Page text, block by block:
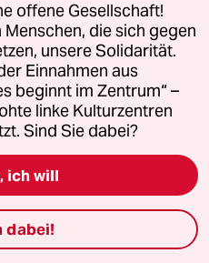
offene Gesellschaft!
die sich gegen
unsere Solidarität.
Einnahmen aus
beginnt im Zentrum“ –
linke Kulturzentren
Sind Sie dabei?
ich will
dabei!